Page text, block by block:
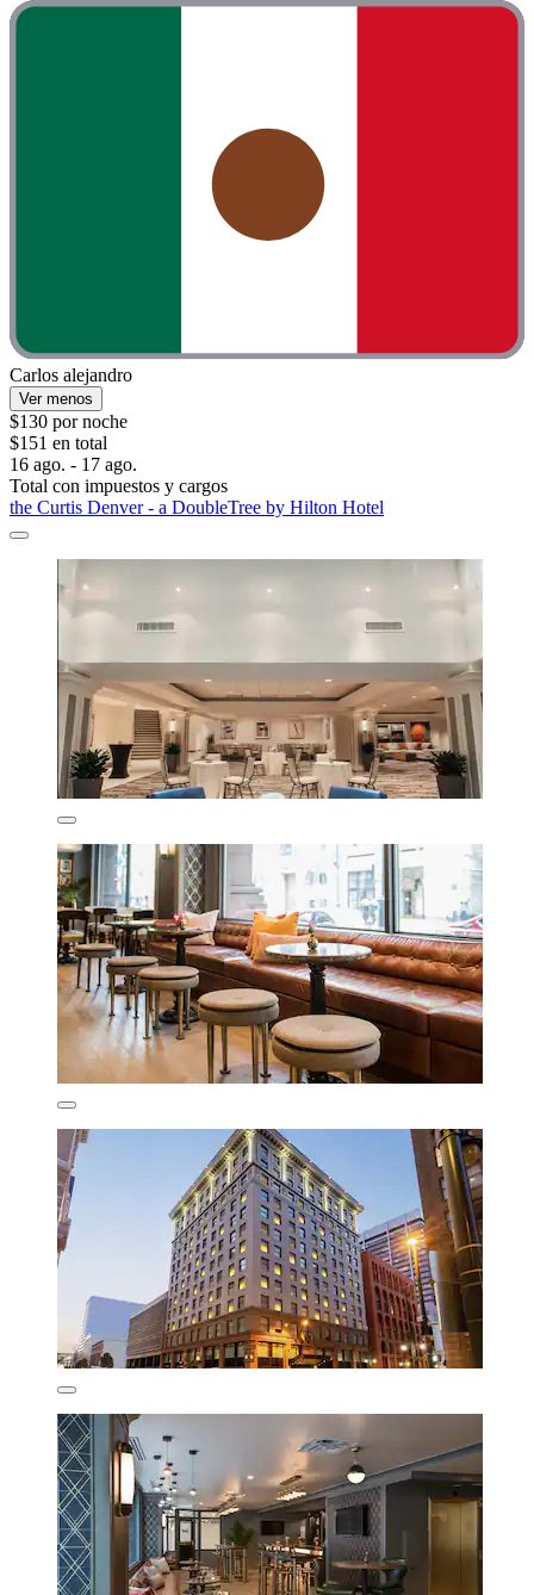
Carlos alejandro
Ver menos
$130 por noche
$151 en total
16 ago. - 17 ago.
Total con impuestos y cargos
the Curtis Denver - a DoubleTree by Hilton Hotel